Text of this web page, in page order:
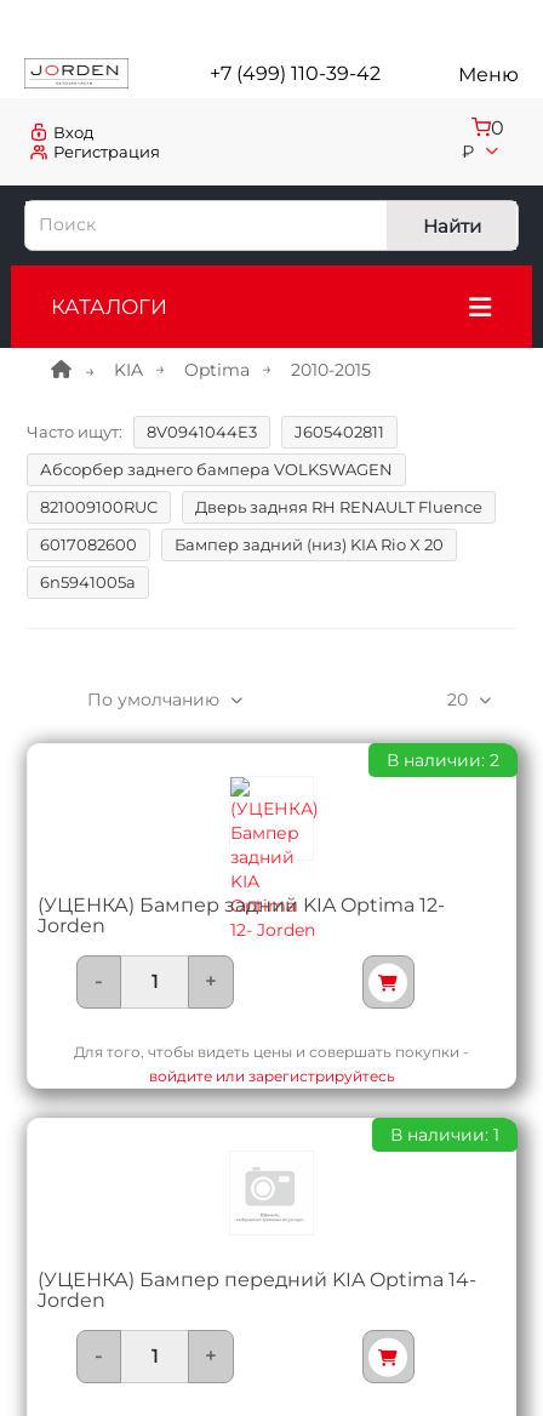
+7 (499) 110-39-42 Меню
Регистрация
Вход 0
₽
Найти
КАТАЛОГИ
KIA Optima 2010-2015
Часто ищут: 8V0941044E3
J605402811
Абсорбер заднего бампера VOLKSWAGEN
821009100RUC
Дверь задняя RH RENAULT Fluence
6017082600
Бампер задний (низ) KIA Rio X 20
6n5941005a
20
По умолчанию
(УЦЕНКА) Бампер задний KIA Optima 12-
Jorden
В наличии: 2
- +
Для того, чтобы видеть цены и совершать покупки -
войдите или зарегистрируйтесь
(УЦЕНКА) Бампер передний KIA Optima 14-
Jorden
В наличии: 1
- +